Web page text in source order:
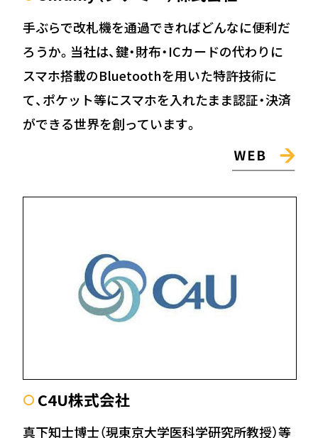
手ぶらで改札機を通過できればどんなに便利だ
ろうか。当社は、鍵・財布・ICカードの代わりに
スマホ搭載のBluetoothを用いた特許技術に
て、ポケット等にスマホを入れたまま認証・決済
ができる世界を創っています。
〇 C4U株式会社
真下知士博士（現東京大学医科学研究所教授）等